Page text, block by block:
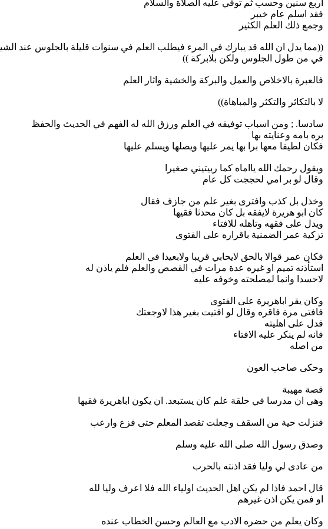
اربع سنين وحسب ثم توفي عليه الصلاة والسلام
فقد اسلم عام خيبر
وجمع ذلك العلم الكثير
((مما يدل ان الله قد يبارك في المرء فيطلب العلم في سنوات قليلة بالجلوس عند
في من طول الجلوس ولكن بلابركة ))
فالعبرة بالاخلاص والعمل والبركة والخشية واثار العلم
لا بالتكاثر والتكثر والمباهاة))
سادسا. ; ومن اسباب توفيقه في العلم ورزق الله له الفهم في الحديث والحفظ
بره بامه وعنايته بها
فكان لطيفا معها برا بها يمر عليها ويصلها ويسلم عليها
ويقول رحمك الله يااماه كما ربيتيني صغيرا
وقال لو بر امي لحججت كل عام
وخذل بل كذب وافترى بغير علم من جازف فقال
كان ابو هريرة لايفقه بل كان محدثا فقيها
ويدل على فقهه وتاهله للافتاء
تزكية عمر الضمنية باقراره على الفتوى
فكان عمر قوالا بالحق لايحابي قريبا ولابعيدا في العلم
استأذنه تميم او غيره عدة مرات في القصص والعلم فلم ياذن له
لاحسدا وانما لمصلحته وخوفه عليه
وكان يقر اباهريرة على الفتوى
فافتى مرة فاقره وقال لو افتيت بغير هذا لاوجعتك
فدل على اهليته
فانه لم ينكر عليه الافتاء
من اصله
وحكى صاحب العون
قصة مهيبة
وهي ان مدرسا في حلقة علم كان يستبعد. ان يكون اباهريرة فقيها
فنزلت حية من السقف وجعلت تقصد المعلم حتى فزع وارعب
وصدق رسول الله صلى الله عليه وسلم
من عادى لي وليا فقد اذنته بالحرب
قال احمد فاذا لم يكن اهل الحديث اولياء الله فلا اعرف وليا لله
او فمن يكن اذن غيرهم
وكان يعلم من حضره الادب مع العالم وحسن الخطاب عنده